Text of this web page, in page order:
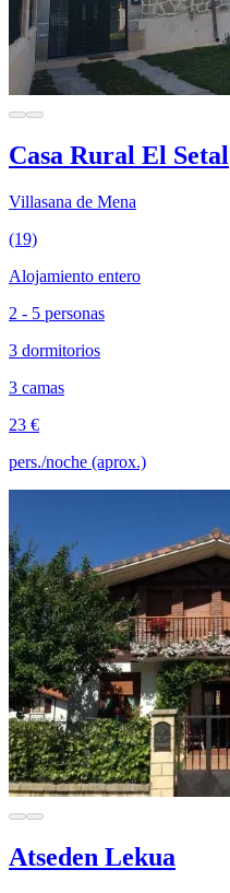
Casa Rural El Setal
Villasana de Mena
(19)
Alojamiento entero
2 - 5 personas
3 dormitorios
3 camas
23 €
pers./noche (aprox.)
Atseden Lekua